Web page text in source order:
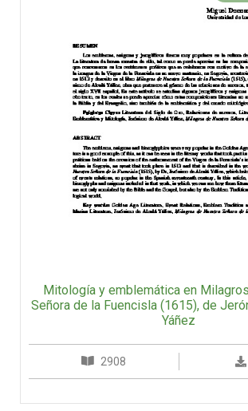
Mitología y emblemática en
Señora de la Fuencisla (1615), de
Yáñez
2908